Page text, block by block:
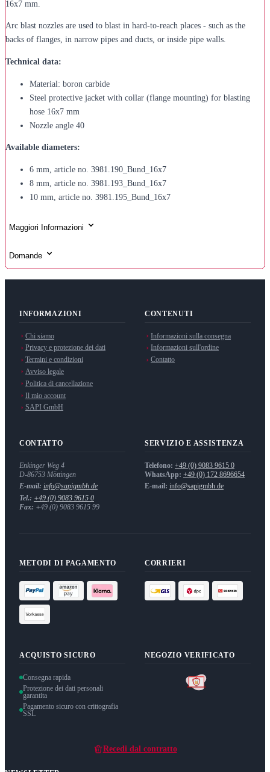
16x7 mm.
Arc blast nozzles are used to blast in hard-to-reach places - such as the
backs of flanges, in narrow pipes and ducts, or inside pipe walls.
Technical data:
Material: boron carbide
Steel protective jacket with collar (flange mounting) for blasting
hose 16x7 mm
Nozzle angle 40
Available diameters:
6 mm, article no. 3981.190_Bund_16x7
8 mm, article no. 3981.193_Bund_16x7
10 mm, article no. 3981.195_Bund_16x7
Maggiori Informazioni
Domande
INFORMAZIONI
Chi siamo
Privacy e protezione dei dati
Termini e condizioni
Avviso legale
Politica di cancellazione
Il mio account
SAPI GmbH
CONTENUTI
Informazioni sulla consegna
Informazioni sull'ordine
Contatto
CONTATTO
Enkinger Weg 4
D-86753 Möttingen
E-mail: info@sapigmbh.de
Tel.: +49 (0) 9083 9615 0
Fax: +49 (0) 9083 9615 99
SERVIZIO E ASSISTENZA
Telefono: +49 (0) 9083 9615 0
WhatsApp: +49 (0) 172 8696654
E-mail: info@sapigmbh.de
METODI DI PAGAMENTO CORRIERI
ACQUISTO SICURO
Consegna rapida
Protezione dei dati personali
garantita
Pagamento sicuro con crittografia
SSL
NEGOZIO VERIFICATO
Recedi dal contratto